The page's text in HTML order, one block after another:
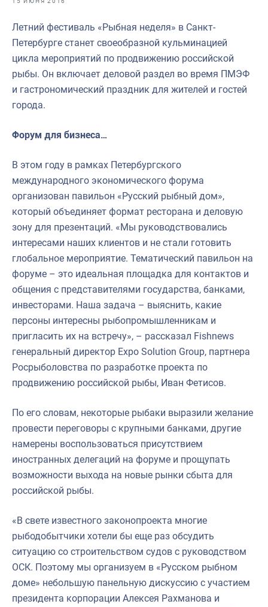
Выставки и конференции
Научно-практическая литература
Рыбоохрана России
Укрепление духовно-нравственных ценностей
Летний фестиваль «Рыбная неделя» в Санкт-
Петербурге станет своеобразной кульминацией
цикла мероприятий по продвижению российской
рыбы. Он включает деловой раздел во время ПМЭФ
и гастрономический праздник для жителей и гостей
города.
Форум для бизнеса…
В этом году в рамках Петербургского
международного экономического форума
организован павильон «Русский рыбный дом»,
который объединяет формат ресторана и деловую
зону для презентаций. «Мы руководствовались
интересами наших клиентов и не стали готовить
глобальное мероприятие. Тематический павильон на
форуме – это идеальная площадка для контактов и
общения с представителями государства, банками,
инвесторами. Наша задача – выяснить, какие
персоны интересны рыбопромышленникам и
пригласить их на встречу», – рассказал Fishnews
генеральный директор Expo Solution Group, партнера
Росрыболовства по разработке проекта по
продвижению российской рыбы, Иван Фетисов.
По его словам, некоторые рыбаки выразили желание
провести переговоры с крупными банками, другие
намерены воспользоваться присутствием
иностранных делегаций на форуме и прощупать
возможности выхода на новые рынки сбыта для
российской рыбы.
«В свете известного законопроекта многие
рыбодобытчики хотели бы еще раз обсудить
ситуацию со строительством судов с руководством
ОСК. Поэтому мы организуем в «Русском рыбном
доме» небольшую панельную дискуссию с участием
президента корпорации Алексея Рахманова и